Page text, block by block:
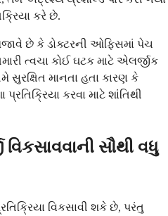
કરે છે.
છે કે ડોક્ટરની ઓફિસમાં પેચ
ત્વચા કોઈ ઘટક માટે એલર્જીક
સુરક્ષિત માનતા હતા કારણ કે
કરવા માટે શાંતિથી
સૌથી વધુ
વિકસાવી શકે છે, પરંતુ